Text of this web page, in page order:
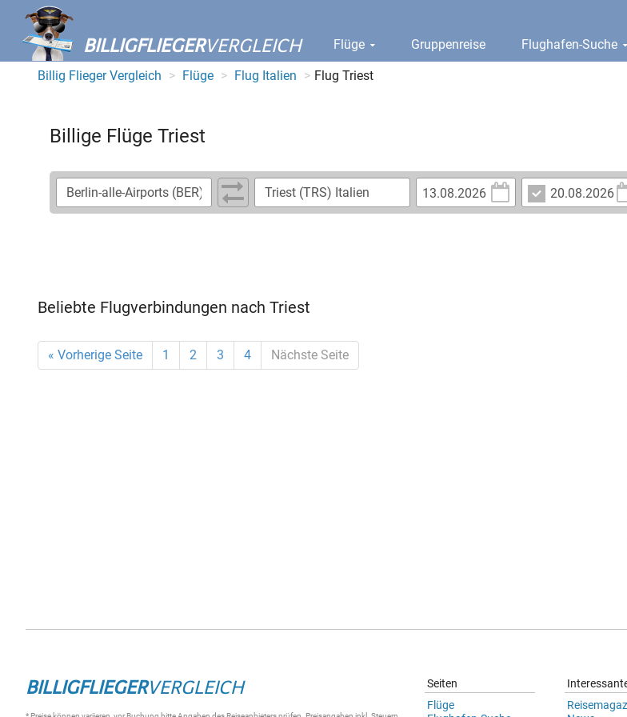
BILLIGFLIEGERVERGLEICH Flüge Gruppenreise Flughafen-Suche
Billig Flieger Vergleich Flüge Flug Italien Flug Triest
Billige Flüge Triest
Beliebte Flugverbindungen nach Triest
« Vorherige Seite 1 2 3 4 Nächste Seite
BILLIGFLIEGERVERGLEICH
Seiten
Flüge